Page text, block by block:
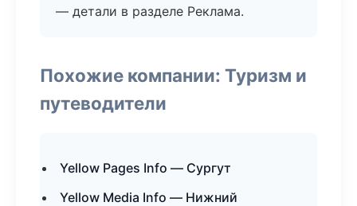
— детали в разделе Реклама.
Похожие компании: Туризм и
путеводители
Yellow Pages Info — Сургут
Yellow Media Info — Нижний